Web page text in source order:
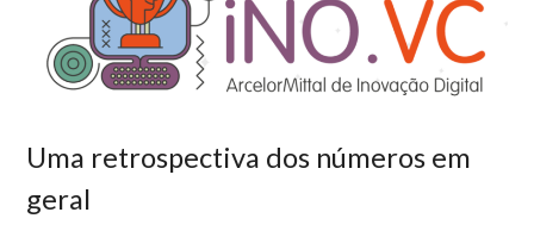
Uma retrospectiva dos números em
geral